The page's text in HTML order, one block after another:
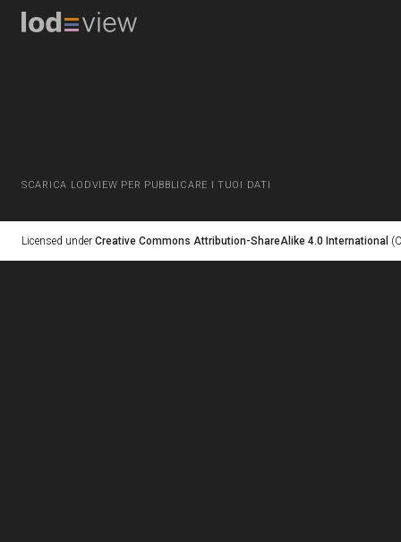
SCARICA LODVIEW PER PUBBLICARE I TUOI DATI
Licensed under Creative Commons Attribution-ShareAlike 4.0 International